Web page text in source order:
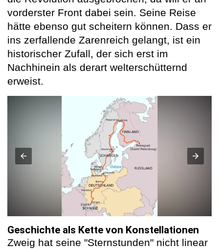
vorderster Front dabei sein. Seine Reise
hätte ebenso gut scheitern können. Dass er
ins zerfallende Zarenreich gelangt, ist ein
historischer Zufall, der sich erst im
Nachhinein als derart welterschütternd
erweist.
Geschichte als Kette von Konstellationen
Zweig hat seine "Sternstunden" nicht linear